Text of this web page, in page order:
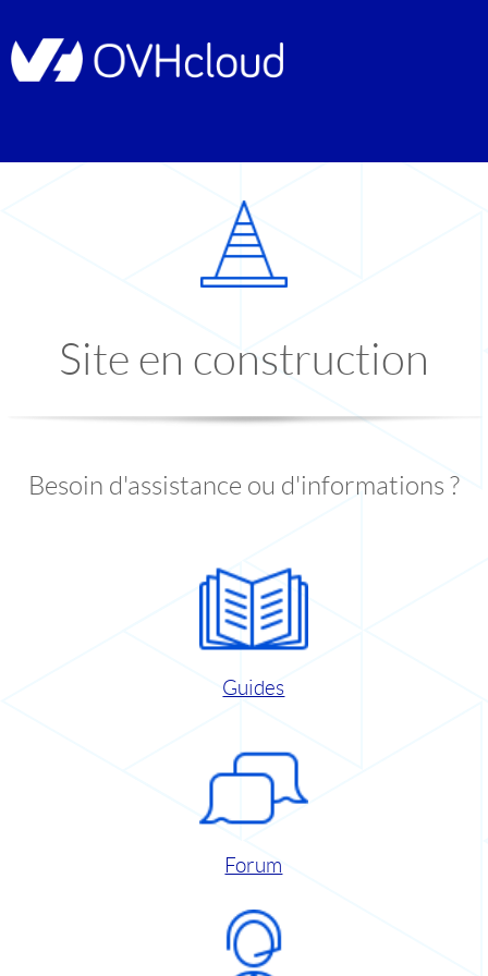
Site en construction
Besoin d'assistance ou d'informations ?
Guides
Forum